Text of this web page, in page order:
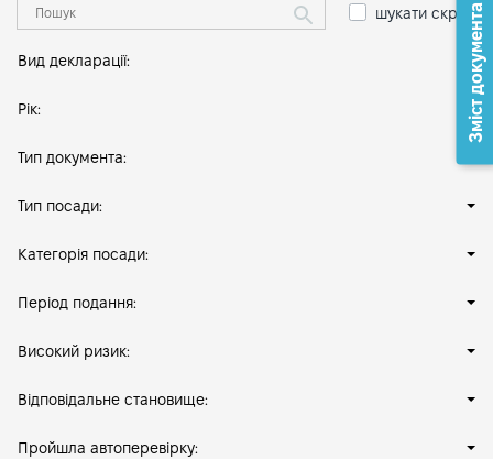
шукати скрізь
Вид декларації:
Рік:
Тип документа:
Тип посади:
Категорія посади:
Період подання:
Високий ризик:
Відповідальне становище:
Пройшла автоперевірку:
Зміст документа